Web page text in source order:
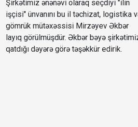
Şirkətimiz ənənəvi olaraq seçdiyi "ilin
işçisi" ünvanını bu il təchizat, logistika
gömrük mütəxəssisi Mirzəyev Əkbər
layıq görülmüşdür. Əkbər bəyə
qatdığı dəyərə görə təşəkkür edirik.